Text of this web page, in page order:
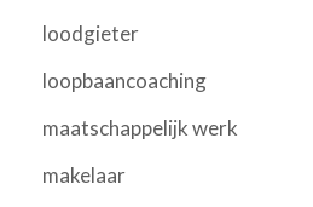
loodgieter
loopbaancoaching
maatschappelijk werk
makelaar